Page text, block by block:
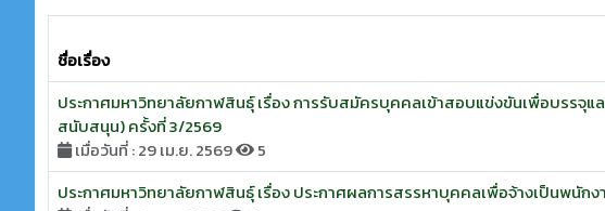
ชื่อเรื่อง
ประกาศมหาวิทยาลัยกาฬสินธุ์ เรื่อง การรับสมัครบุคคลเข้าสอบแข่งขันเพื่อบรรจุ
สนับสนุน) ครั้งที่ 3/2569
เมื่อวันที่ : 29 เม.ย. 2569
5
ประกาศมหาวิทยาลัยกาฬสินธุ์ เรื่อง ประกาศผลการสรรหาบุคคลเพื่อจ้างเป็นพนัก